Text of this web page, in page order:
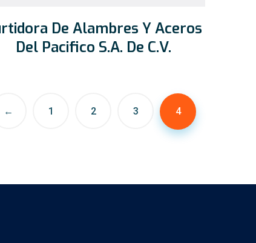
De Alambres Y Aceros
Del Pacifico S.A. De C.V.
← 1 2 3 4